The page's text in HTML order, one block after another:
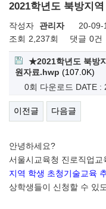
2021학년도 북방지
작성자 관리자
20-09-
조회 2,237회 댓글 0건
★2021학년도 북방
원자료.hwp (107.0K)
0회 다운로드 DATE :
이전글 다음글
안녕하세요?
서울시교육청 진로직업
지역 학생 초청기술교육
상학생들이 신청할 수 있